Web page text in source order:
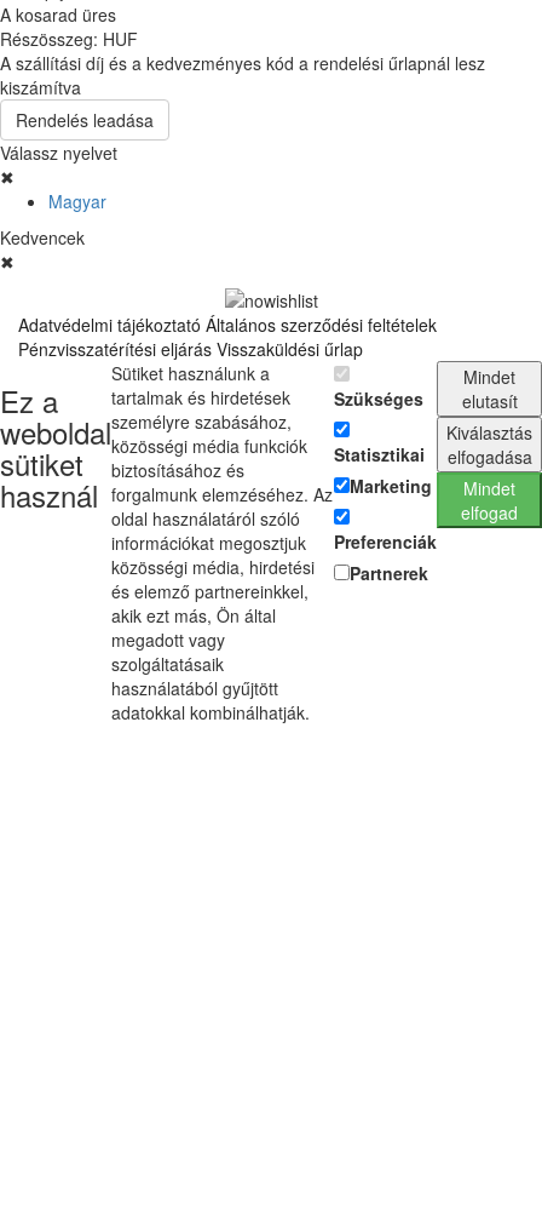
A kosarad üres
Részösszeg: HUF
A szállítási díj és a kedvezményes kód a rendelési űrlapnál lesz
kiszámítva
Rendelés leadása
Válassz nyelvet
✖
Magyar
Kedvencek
✖
Adatvédelmi tájékoztató Általános szerződési feltételek
Pénzvisszatérítési eljárás Visszaküldési űrlap
Ez a
weboldal
sütiket
használ
Sütiket használunk a
tartalmak és hirdetések
személyre szabásához,
közösségi média funkciók
biztosításához és
forgalmunk elemzéséhez. Az
oldal használatáról szóló
információkat megosztjuk
közösségi média, hirdetési
és elemző partnereinkkel,
akik ezt más, Ön által
megadott vagy
szolgáltatásaik
használatából gyűjtött
adatokkal kombinálhatják.
Szükséges
Statisztikai
Marketing
Preferenciák
Partnerek
Mindet
elutasít
Kiválasztás
elfogadása
Mindet
elfogad